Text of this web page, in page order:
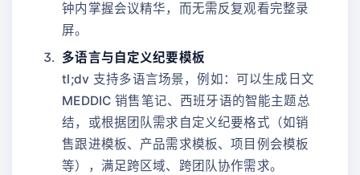
钟内掌握会议精华，而无需反复观看完整录
屏。
多语言与自定义纪要模板
tl;dv 支持多语言场景，例如：可以生成日文
MEDDIC 销售笔记、西班牙语的智能主题总
结，或根据团队需求自定义纪要格式（如销
售跟进模板、产品需求模板、项目例会模板
等），满足跨区域、跨团队协作需求。